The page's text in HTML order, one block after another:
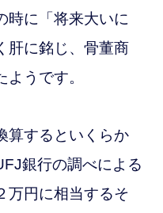
時に「将来大いに
肝に銘じ、骨董商
ようです。
算するといくらか
銀行の調べによる
万円に相当するそ